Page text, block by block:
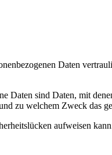
Daten
Daten sind Daten, mit
zu welchem Zweck das
aufweisen